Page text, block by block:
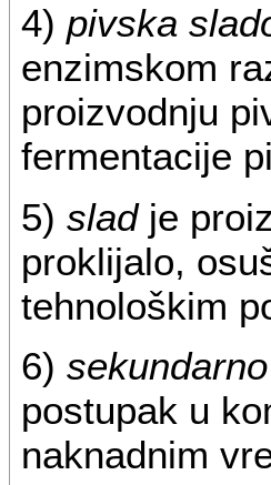
4) pivska
enzimskom
proizvodnju
fermentacije
5) sladje
proklijalo,
tehnološkim
6)
postupak u
naknadnim